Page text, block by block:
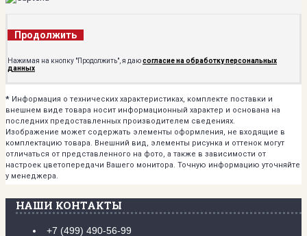
Продолжить
Нажимая на кнопку "Продолжить", я даюсогласие на обработку персональных
данных
* Информация о технических характеристиках, комплекте поставки и
внешнем виде товара носит информационный характер и основана на
последних предоставленных производителем сведениях.
Изображение может содержать элементы оформления, не входящие в
комплектацию товара. Внешний вид, элементы рисунка и оттенок могут
отличаться от представленного на фото, а также в зависимости от
настроек цветопередачи Вашего монитора. Точную информацию уточняйте
у менеджера.
НАШИ КОНТАКТЫ
+7 (499) 490-56-99